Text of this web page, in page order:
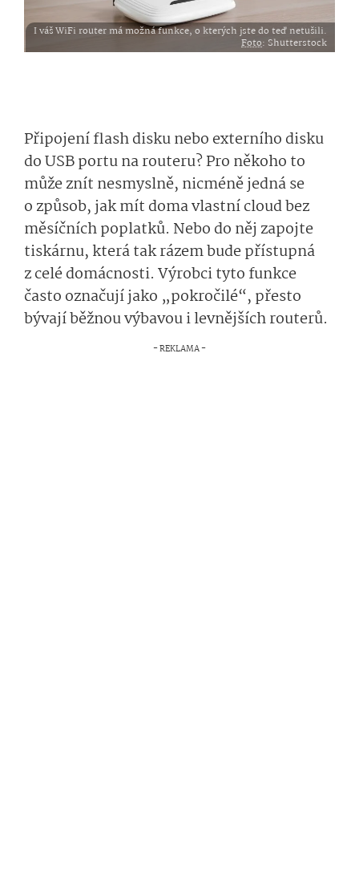
I váš WiFi router má možná funkce, o kterých jste do teď netušili.
Foto: Shutterstock
Připojení flash disku nebo externího disku
do USB portu na routeru? Pro někoho to
může znít nesmyslně, nicméně jedná se
o způsob, jak mít doma vlastní cloud bez
měsíčních poplatků. Nebo do něj zapojte
tiskárnu, která tak rázem bude přístupná
z celé domácnosti. Výrobci tyto funkce
často označují jako „pokročilé“, přesto
bývají běžnou výbavou i levnějších routerů.